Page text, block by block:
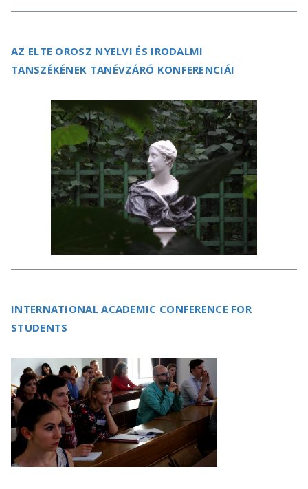
AZ ELTE OROSZ NYELVI ÉS IRODALMI
TANSZÉKÉNEK TANÉVZÁRÓ KONFERENCIÁI
INTERNATIONAL ACADEMIC CONFERENCE FOR
STUDENTS